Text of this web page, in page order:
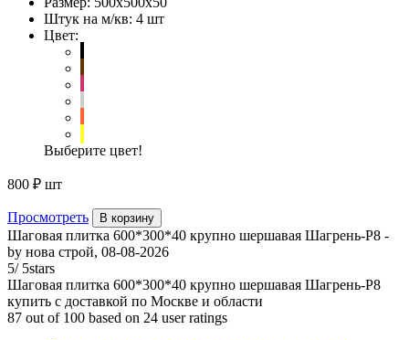
Штук на м/кв: 4 шт
Цвет:
Выберите цвет!
800 ₽ шт
Просмотреть В корзину
Шаговая плитка 600*300*40 крупно шершавая Шагрень-Р8 -
by нова строй, 08-08-2026
5/ 5stars
Шаговая плитка 600*300*40 крупно шершавая Шагрень-Р8
купить с доставкой по Москве и области
87 out of 100 based on 24 user ratings